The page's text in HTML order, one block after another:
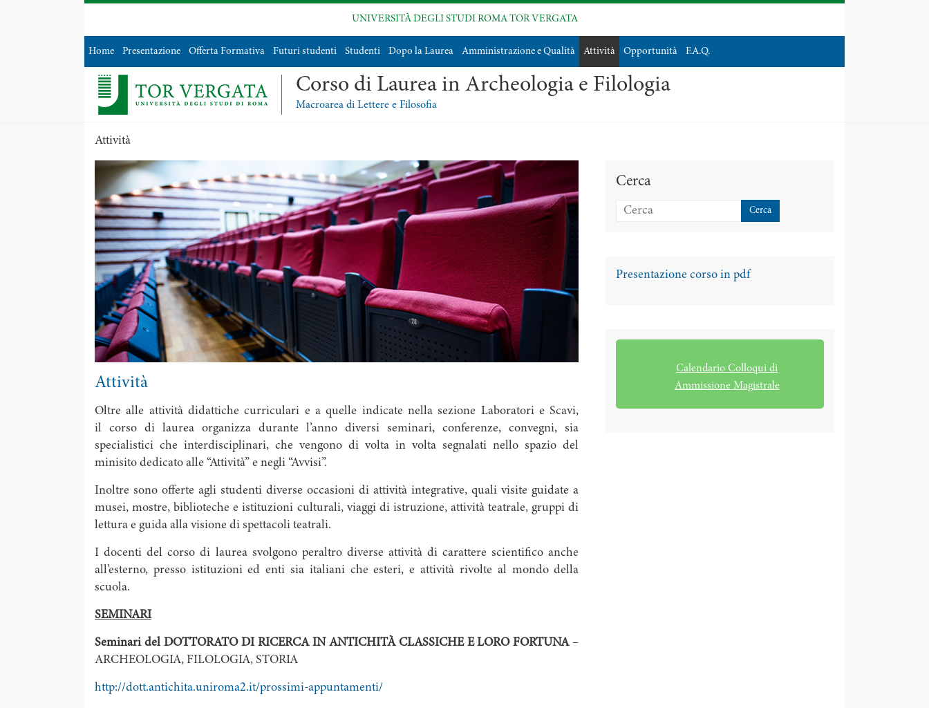
UNIVERSITÀ DEGLI STUDI ROMA TOR VERGATA
Home Presentazione Offerta Formativa Futuri studenti Studenti Dopo la Laurea Amministrazione e Qualità Attività Opportunità F.A.Q.
Corso di Laurea in Archeologia e Filologia
Macroarea di Lettere e Filosofia
Attività
Attività
Oltre alle attività didattiche curriculari e a quelle indicate nella sezione Laboratori e Scavi,
il corso di laurea organizza durante l’anno diversi seminari, conferenze, convegni, sia
specialistici che interdisciplinari, che vengono di volta in volta segnalati nello spazio del
minisito dedicato alle “Attività” e negli “Avvisi”.
Inoltre sono offerte agli studenti diverse occasioni di attività integrative, quali visite guidate a
musei, mostre, biblioteche e istituzioni culturali, viaggi di istruzione, attività teatrale, gruppi di
lettura e guida alla visione di spettacoli teatrali.
I docenti del corso di laurea svolgono peraltro diverse attività di carattere scientifico anche
all’esterno, presso istituzioni ed enti sia italiani che esteri, e attività rivolte al mondo della
scuola.
SEMINARI
Seminari del DOTTORATO DI RICERCA IN ANTICHITÀ CLASSICHE E LORO FORTUNA–
ARCHEOLOGIA, FILOLOGIA, STORIA
http://dott.antichita.uniroma2.it/prossimi-appuntamenti/
Cerca
Presentazione corso in pdf
Calendario Colloqui di
Ammissione Magistrale